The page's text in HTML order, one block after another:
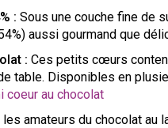
: Sous une couche fine de
aussi gourmand que
: Ces petits cœurs
table. Disponibles en
coeur au chocolat
les amateurs du chocolat au